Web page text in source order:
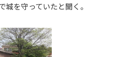
を守っていたと聞く。